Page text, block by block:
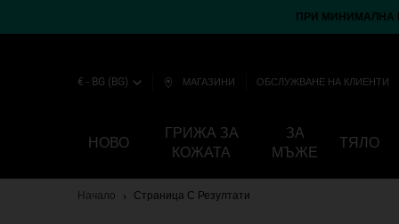
ПРИ МИНИМАЛНА
€ - BG (BG) МАГАЗИНИ ОБСЛУЖВАНЕ НА КЛИЕНТИ
НОВО
ГРИЖА ЗА
КОЖАТА
ЗА
МЪЖЕ
ТЯЛО
Начало Страница С Резултати